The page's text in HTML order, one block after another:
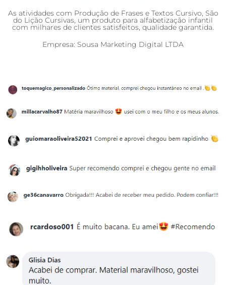
As atividades com Produção de Frases e Textos Cursivo, São
do Lição Cursivas, um produto para alfabetização infantil
com milhares de clientes satisfeitos, qualidade garantida.
Empresa: Sousa Marketing Digital LTDA